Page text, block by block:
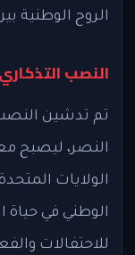
الروح الوطنية
النصب
تم تدشين النصب
النصر، ليصبح
الولايات
الوطني في
للاحتفالات